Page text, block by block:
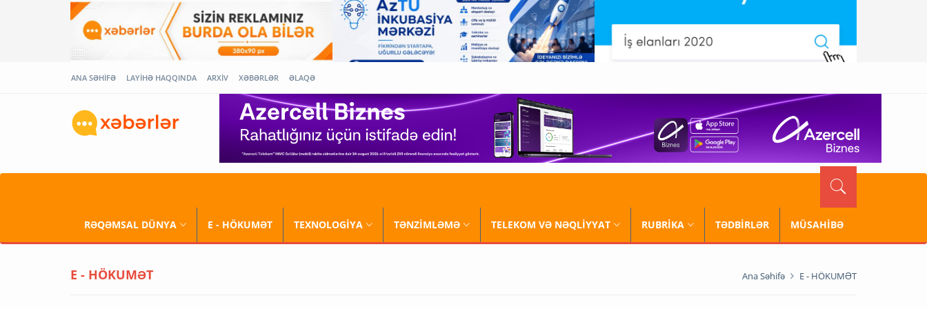
ANA SƏHİFƏ LAYİHƏ HAQQINDA ARXİV XƏBƏRLƏR ƏLAQƏ
RƏQƏMSAL DÜNYA E - HÖKUMƏT TEXNOLOGİYA TƏNZİMLƏMƏ TELEKOM VƏ NƏQLİYYAT RUBRİKA TƏDBİRLƏR MÜSAHİBƏ
E - HÖKUMƏT Ana Səhifə E - HÖKUMƏT